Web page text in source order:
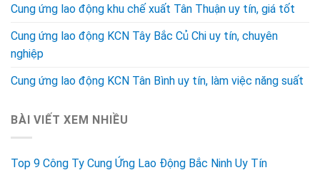
Cung ứng lao động khu chế xuất Tân Thuận uy tín, giá tốt
Cung ứng lao động KCN Tây Bắc Củ Chi uy tín, chuyên
nghiệp
Cung ứng lao động KCN Tân Bình uy tín, làm việc năng suất
BÀI VIẾT XEM NHIỀU
Top 9 Công Ty Cung Ứng Lao Động Bắc Ninh Uy Tín